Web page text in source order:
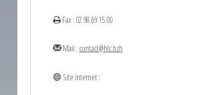
Fax : 02 98 69 15 00
Mail : contact@hlc.bzh
Site internet :